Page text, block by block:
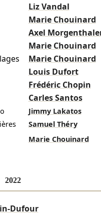
Liz Vandal
Marie Chouinard
Axel
Marie Chouinard
Marie Chouinard
Louis Dufort
Frédéric Chopin
Carles Santos
Jimmy Lakatos
Samuel Théry
Marie Chouinard
2022
Dufour